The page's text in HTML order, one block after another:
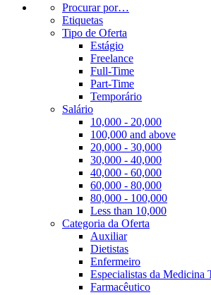
Procurar por…
Etiquetas
Tipo de Oferta
Estágio
Freelance
Full-Time
Part-Time
Temporário
Salário
10,000 - 20,000
100,000 and above
20,000 - 30,000
30,000 - 40,000
40,000 - 60,000
60,000 - 80,000
80,000 - 100,000
Less than 10,000
Categoria da Oferta
Auxiliar
Dietistas
Enfermeiro
Especialistas da Medicina
Farmacêutico